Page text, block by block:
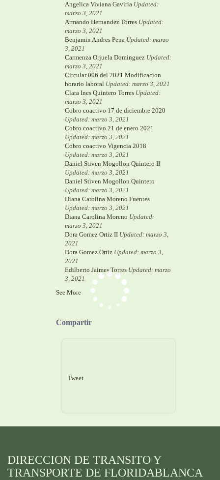
Angelica Viviana Gaviria Updated:
marzo 3, 2021
Armando Hernandez Torres Updated:
marzo 3, 2021
Benjamin Andres Pena Updated: marzo
3, 2021
Carmenza Orjuela Dominguez Updated:
marzo 3, 2021
Circular 006 del 2021 Modificacion
horario laboral Updated: marzo 3, 2021
Clara Ines Quintero Torres Updated:
marzo 3, 2021
Cobro coactivo 17 de diciembre 2020
Updated: marzo 3, 2021
Cobro coactivo 21 de enero 2021
Updated: marzo 3, 2021
Cobro coactivo Vigencia 2018
Updated: marzo 3, 2021
Daniel Stiven Mogollon Quintero II
Updated: marzo 3, 2021
Daniel Stiven Mogollon Quintero
Updated: marzo 3, 2021
Diana Carolina Moreno Fuentes
Updated: marzo 3, 2021
Diana Carolina Moreno Updated:
marzo 3, 2021
Dora Gomez Ortiz II Updated: marzo 3,
2021
Dora Gomez Ortiz Updated: marzo 3,
2021
Edilberto Jaimes Torres Updated: marzo
3, 2021
See More
Compartir
Tweet
DIRECCION DE TRANSITO Y
TRANSPORTE DE FLORIDABLANCA